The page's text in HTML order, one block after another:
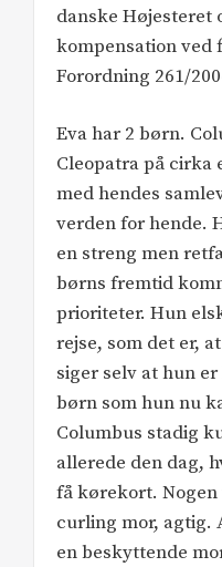
danske Højesteret
kompensation ved
Forordning 261/
Eva har 2 børn.
Cleopatra på cirka
med hendes
verden for hende.
en streng men
børns fremtid
prioriteter. Hun
rejse, som det er,
siger selv at hun
børn som hun nu
Columbus stadig
allerede den dag,
få kørekort.
curling mor, agtig.
en beskyttende